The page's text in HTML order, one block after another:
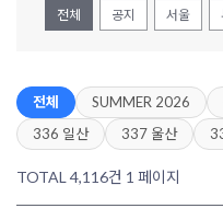
전체 공지 서울
전체 SUMMER 2026
336 일산
337 울산
TOTAL 4,116건 1 페이지